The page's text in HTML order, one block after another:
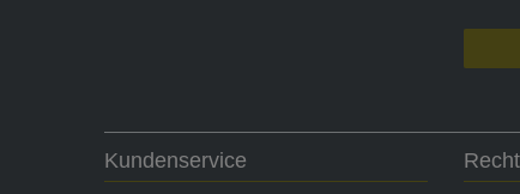
Kundenservice